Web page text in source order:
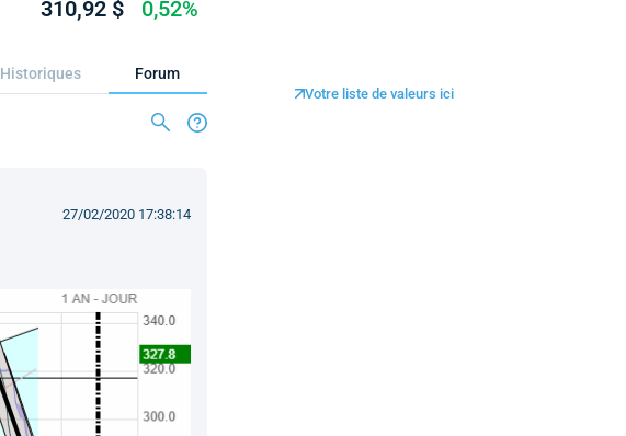
310,92 $ 0,52%
Historiques Forum
27/02/2020 17:38:14
Votre liste de valeurs ici